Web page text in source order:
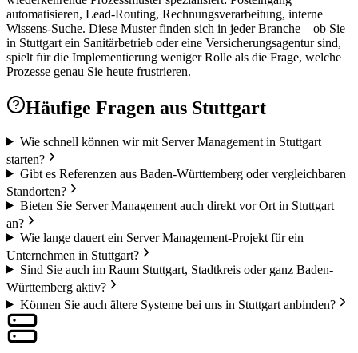
automatisieren, Lead-Routing, Rechnungsverarbeitung, interne
Wissens-Suche. Diese Muster finden sich in jeder Branche – ob Sie
in Stuttgart ein Sanitärbetrieb oder eine Versicherungsagentur sind,
spielt für die Implementierung weniger Rolle als die Frage, welche
Prozesse genau Sie heute frustrieren.
Häufige Fragen aus Stuttgart
Wie schnell können wir mit Server Management in Stuttgart
starten?
Gibt es Referenzen aus Baden-Württemberg oder vergleichbaren
Standorten?
Bieten Sie Server Management auch direkt vor Ort in Stuttgart
an?
Wie lange dauert ein Server Management-Projekt für ein
Unternehmen in Stuttgart?
Sind Sie auch im Raum Stuttgart, Stadtkreis oder ganz Baden-
Württemberg aktiv?
Können Sie auch ältere Systeme bei uns in Stuttgart anbinden?